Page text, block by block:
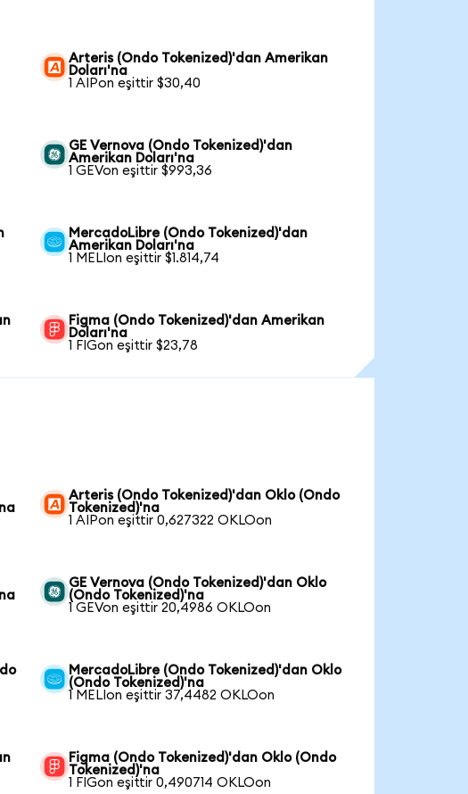
Arteris (Ondo Tokenized)'dan Amerikan
Doları'na
1 AIPon eşittir $30,40
GE Vernova (Ondo Tokenized)'dan
Amerikan Doları'na
1 GEVon eşittir $993,36
MercadoLibre (Ondo Tokenized)'dan
Amerikan Doları'na
1 MELIon eşittir $1.814,74
Figma (Ondo Tokenized)'dan Amerikan
Doları'na
1 FIGon eşittir $23,78
Arteris (Ondo Tokenized)'dan Oklo (Ondo
Tokenized)'na
1 AIPon eşittir 0,627322 OKLOon
GE Vernova (Ondo Tokenized)'dan Oklo
(Ondo Tokenized)'na
1 GEVon eşittir 20,4986 OKLOon
MercadoLibre (Ondo Tokenized)'dan Oklo
(Ondo Tokenized)'na
1 MELIon eşittir 37,4482 OKLOon
Figma (Ondo Tokenized)'dan Oklo (Ondo
Tokenized)'na
1 FIGon eşittir 0,490714 OKLOon